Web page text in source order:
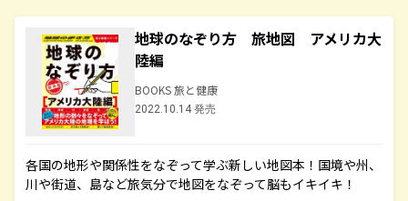
地球のなぞり方 旅地図 アメリカ大
陸編
BOOKS 旅と健康
2022.10.14 発売
各国の地形や関係性をなぞって学ぶ新しい地図本！国境や州、
川や街道、島など旅気分で地図をなぞって脳もイキイキ！